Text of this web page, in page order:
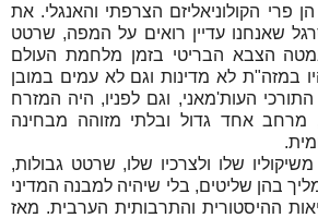
פרי הקולוניאליזם הצרפתי והאנגלי. את
שאנחנו עדיין רואים על המפה, שרטט
במטה הצבא הבריטי בזמן מלחמת העולם
במזה"ת לא מדינות וגם לא עמים במובן
התורכי העות'מאני, וגם לפניו, היה המזרח
מרחב אחד גדול ובלתי מזוהה מבחינה
משיקוליו שלו ולצרכיו שלו, שרטט גבולות,
בהן שליטים, בלי שיהיה למבנה המדיני
ההיסטורית והתרבותית הערבית. מאז